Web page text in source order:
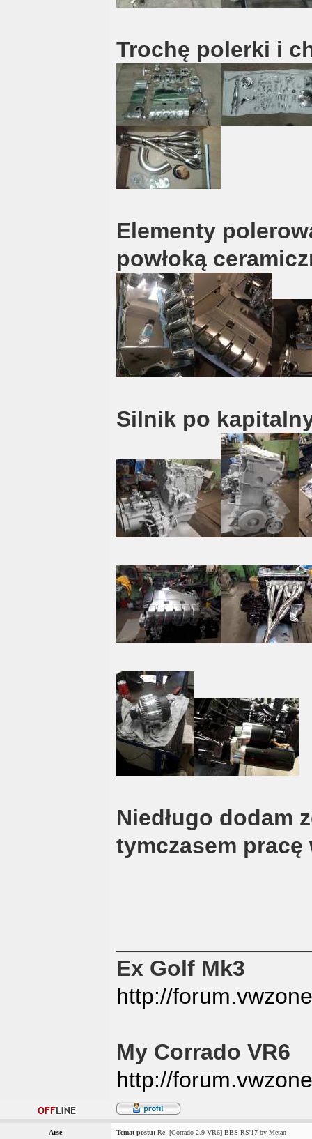
Trochę polerki i
Elementy
powłoką
Silnik po
Niedługo dodam
tymczasem
Ex Golf Mk3
http://
My Corrado VR6
http://
Arse Temat postu: Re: [Corrado 2.9 VR6] BBS RS'17 by Metan